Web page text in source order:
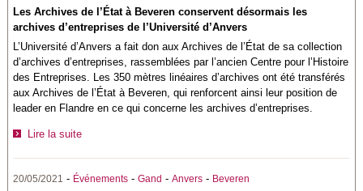
Les Archives de l’État à Beveren conservent désormais les
archives d’entreprises de l’Université d’Anvers
L’Université d’Anvers a fait don aux Archives de l’État de sa collection
d’archives d’entreprises, rassemblées par l’ancien Centre pour l’Histoire
des Entreprises. Les 350 mètres linéaires d’archives ont été transférés
aux Archives de l’État à Beveren, qui renforcent ainsi leur position de
leader en Flandre en ce qui concerne les archives d’entreprises.
Lire la suite
20/05/2021 - Événements -Gand -Anvers - Beveren